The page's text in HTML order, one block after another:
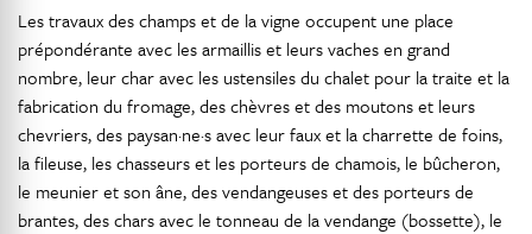
Les travaux des champs et de la vigne occupent une place
prépondérante avec les armaillis et leurs vaches en grand
nombre, leur char avec les ustensiles du chalet pour la traite et la
fabrication du fromage, des chèvres et des moutons et leurs
chevriers, des paysan·ne·s avec leur faux et la charrette de foins,
la fileuse, les chasseurs et les porteurs de chamois, le bûcheron,
le meunier et son âne, des vendangeuses et des porteurs de
brantes, des chars avec le tonneau de la vendange (bossette), le